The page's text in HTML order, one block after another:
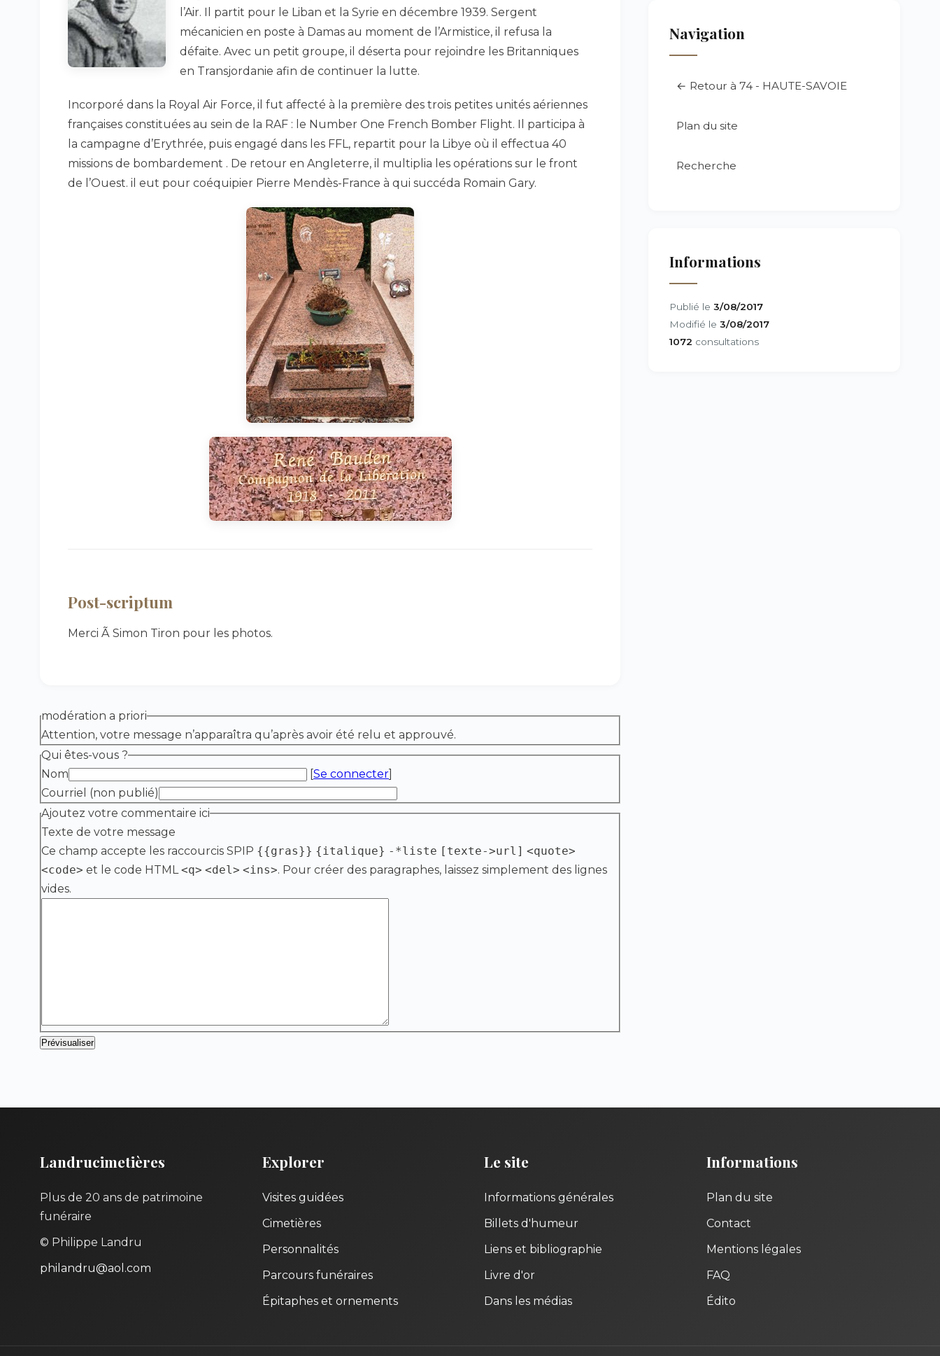
l’Air. Il partit pour le Liban et la Syrie en décembre 1939. Sergent
mécanicien en poste à Damas au moment de l’Armistice, il refusa la
défaite. Avec un petit groupe, il déserta pour rejoindre les Britanniques
en Transjordanie afin de continuer la lutte.
Incorporé dans la Royal Air Force, il fut affecté à la première des trois petites unités aériennes
françaises constituées au sein de la RAF : le Number One French Bomber Flight. Il participa à
la campagne d’Erythrée, puis engagé dans les FFL, repartit pour la Libye où il effectua 40
missions de bombardement . De retour en Angleterre, il multiplia les opérations sur le front
de l’Ouest. il eut pour coéquipier Pierre Mendès-France à qui succéda Romain Gary.
Post-scriptum
Merci Ã Simon Tiron pour les photos.
modération a priori
Attention, votre message n’apparaîtra qu’après avoir été relu et approuvé.
Qui êtes-vous ?
Nom
[Se connecter]
Courriel (non publié)
Ajoutez votre commentaire ici
Texte de votre message
Ce champ accepte les raccourcis SPIP {{gras}} {italique} -*liste [texte->url] <quote>
<code> et le code HTML<q> <del> <ins>. Pour créer des paragraphes, laissez simplement des lignes
vides.
Navigation
← Retour à 74 - HAUTE-SAVOIE
Plan du site
Recherche
Informations
Publié le 3/08/2017
Modifié le 3/08/2017
1072 consultations
Landrucimetières
Plus de 20 ans de patrimoine
funéraire
© Philippe Landru
philandru@aol.com
Explorer
Visites guidées
Cimetières
Personnalités
Parcours funéraires
Épitaphes et ornements
Le site
Informations générales
Billets d'humeur
Liens et bibliographie
Livre d'or
Dans les médias
Informations
Plan du site
Contact
Mentions légales
FAQ
Édito